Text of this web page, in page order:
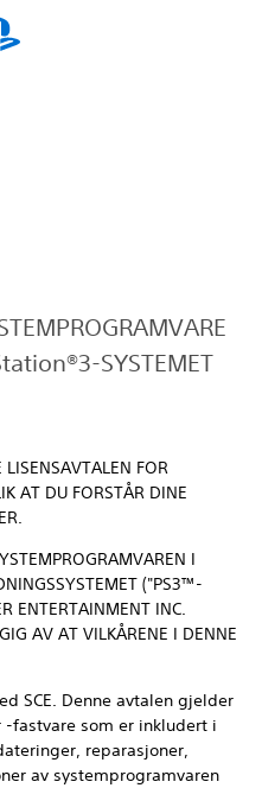
SYSTEMET
FOR
AT DU FORSTÅR DINE
I
("PS3™-
ENTERTAINMENT INC.
AV AT VILKÅRENE I DENNE
SCE. Denne avtalen gjelder
fastvare som er inkludert i
reparasjoner,
av systemprogramvaren